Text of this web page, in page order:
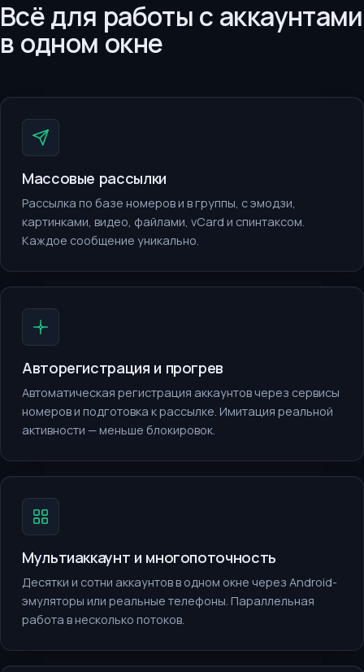
Всё для работы с аккаунтами
в одном окне
Массовые рассылки
Рассылка по базе номеров и в группы, с эмодзи,
картинками, видео, файлами, vCard и спинтаксом.
Каждое сообщение уникально.
Авторегистрация и прогрев
Автоматическая регистрация аккаунтов через сервисы
номеров и подготовка к рассылке. Имитация реальной
активности — меньше блокировок.
Мультиаккаунт и многопоточность
Десятки и сотни аккаунтов в одном окне через Android-
эмуляторы или реальные телефоны. Параллельная
работа в несколько потоков.